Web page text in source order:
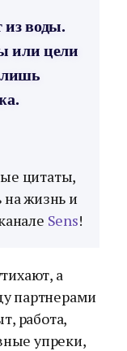
из воды.
или цели
лишь
цитаты,
на жизнь и
Sens!
а
партнерами
работа,
упреки,